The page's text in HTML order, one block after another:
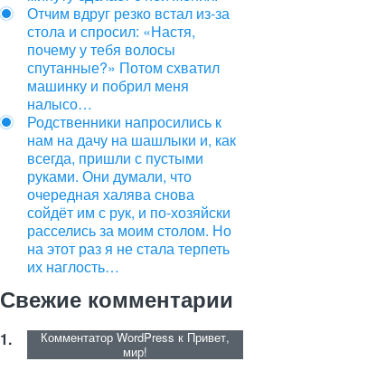
Отчим вдруг резко встал из‑за
стола и спросил: «Настя,
почему у тебя волосы
спутанные?» Потом схватил
машинку и побрил меня
налысо…
Родственники напросились к
нам на дачу на шашлыки и, как
всегда, пришли с пустыми
руками. Они думали, что
очередная халява снова
сойдёт им с рук, и по-хозяйски
расселись за моим столом. Но
на этот раз я не стала терпеть
их наглость…
Свежие комментарии
Комментатор WordPress к Привет,
мир!